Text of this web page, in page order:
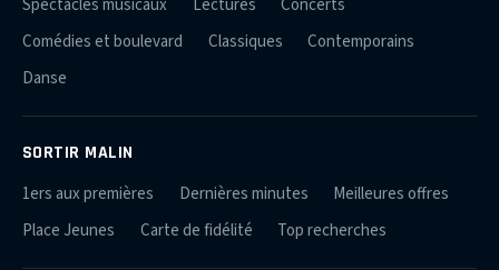
Spectacles musicaux
Lectures
Concerts
Comédies et boulevard
Classiques
Contemporains
Danse
SORTIR MALIN
1ers aux premières Dernières minutes
Meilleures offres
Place Jeunes
Carte de fidélité Top recherches